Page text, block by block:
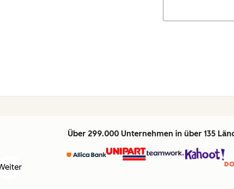
Über 299.000 Unternehmen in über 135